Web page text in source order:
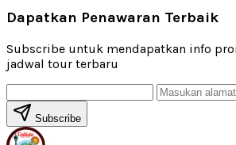
Dapatkan Penawaran Terbaik
Subscribe untuk mendapatkan info
jadwal tour terbaru
Subscribe